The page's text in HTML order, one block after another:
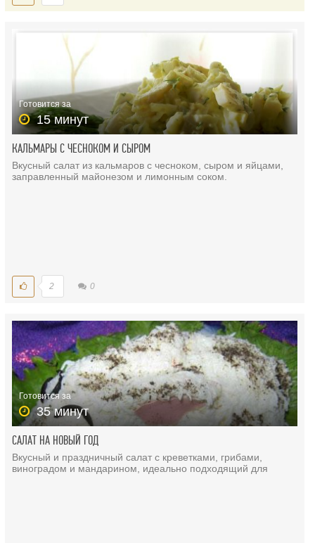
Готовится за
15 минут
КАЛЬМАРЫ С ЧЕСНОКОМ И СЫРОМ
Вкусный салат из кальмаров с чесноком, сыром и яйцами,
заправленный майонезом и лимонным соком.
2 0
Готовится за
35 минут
САЛАТ НА НОВЫЙ ГОД
Вкусный и праздничный салат с креветками, грибами,
виноградом и мандарином, идеально подходящий для